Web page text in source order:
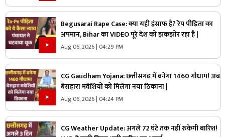
Begusarai Rape Case: क्या यही इंसाफ है? रेप पीड़िता का
अपमान, Bihar का VIDEO पूरे देश को झकझोर रहा है |
Aug 06, 2026 | 04:29 PM
CG Gaudham Yojana: छत्तीसगढ़ में बनेगा 1460 गौधाम! अब
बेसहारा मवेशियों को मिलेगा नया ठिकाना |
Aug 06, 2026 | 04:24 PM
CG Weather Update: अगले 72 घंटे तक नहीं रुकेगी बारिश!